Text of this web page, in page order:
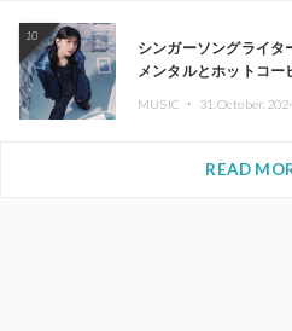
10
シンガーソングライタ
メンタルとホットコー
MUSIC ・
READ